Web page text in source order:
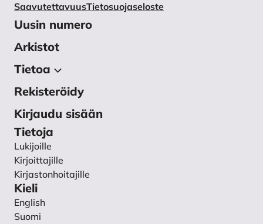
SaavutettavuusTietosuojaseloste
Uusin numero
Arkistot
Tietoa
Tietoa julkaisusta
Toimituskunta
Käsikirjoitukset
Ohjeet vertaisarvioijalle
Tietosuojaseloste
Yhteystiedot
Rekisteröidy
Kirjaudu sisään
Tietoja
Lukijoille
Kirjoittajille
Kirjastonhoitajille
Kieli
English
Suomi